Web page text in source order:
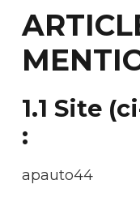
1.1 Site
:
apauto44